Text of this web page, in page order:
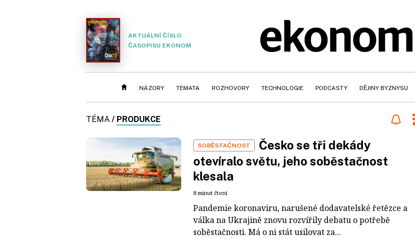
AKTUÁLNÍ ČÍSLO
ČASOPISU EKONOM
NÁZORY TÉMATA ROZHOVORY TECHNOLOGIE PODCASTY DĚJINY BYZNYSU
TÉMA / PRODUKCE
SOBĚSTAČNOST
Česko se tři dekády
otevíralo světu, jeho soběstačnost
klesala
8 minut čtení
Pandemie koronaviru, narušené dodavatelské řetězce a
válka na Ukrajině znovu rozvířily debatu o potřebě
soběstačnosti. Má o ni stát usilovat za...